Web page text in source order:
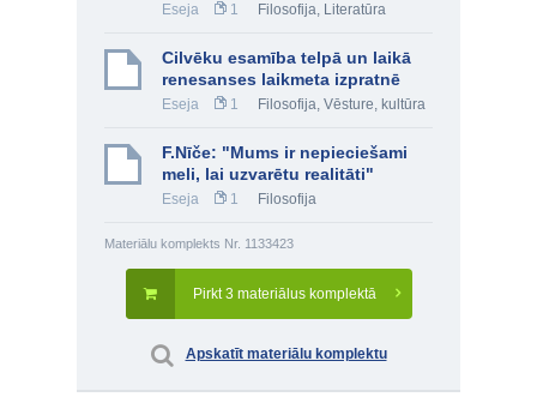
Eseja 1 Filosofija, Literatūra
Cilvēku esamība telpā un laikā
renesanses laikmeta izpratnē
Eseja 1 Filosofija, Vēsture, kultūra
F.Nīče: "Mums ir nepieciešami
meli, lai uzvarētu realitāti"
Eseja 1 Filosofija
Materiālu komplekts Nr. 1133423
Pirkt 3 materiālus komplektā
Apskatīt materiālu komplektu